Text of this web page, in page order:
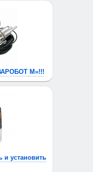
М»!!!
и установить